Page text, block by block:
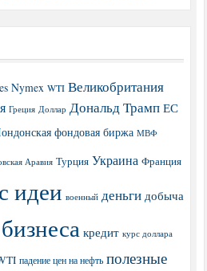
Nymex WTI Великобритания
Греция Доллар Дональд Трамп ЕС
фондовая биржа МВФ
Аравия Турция Украина Франция
идеи военный деньги добыча
кредит курс доллара
падение цен на нефть полезные